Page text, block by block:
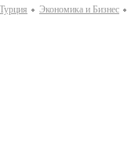
Турция Экономика и Бизнес